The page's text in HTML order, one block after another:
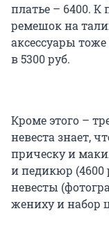
платье – 6400.
ремешок на
аксессуары
в 5300 руб.
Кроме этого –
невеста знает,
прическу и
и педикюр (4600
невесты
жениху и набор